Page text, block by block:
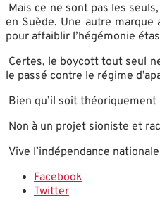
Mais ce ne sont pas les
en Suède. Une autre
pour affaiblir l’hégémonie
Certes, le boycott tout seul
le passé contre le régime
Bien qu’il soit
Non à un projet sioniste et
Vive l’indépendance
Facebook
Twitter